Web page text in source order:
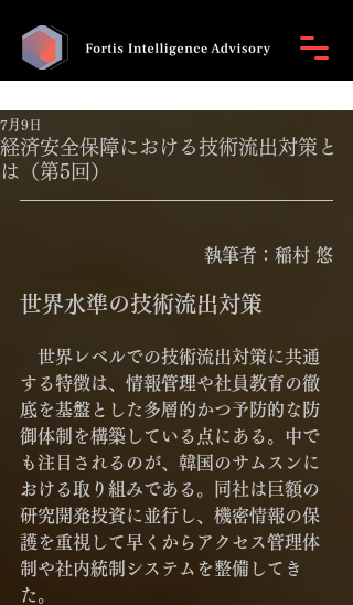
経済安全保障における技術流出対策と
は（第5回）
7月9日
執筆者：稲村 悠
世界水準の技術流出対策
世界レベルでの技術流出対策に共通
する特徴は、情報管理や社員教育の徹
底を基盤とした多層的かつ予防的な防
御体制を構築している点にある。中で
も注目されるのが、韓国のサムスンに
おける取り組みである。同社は巨額の
研究開発投資に並行し、機密情報の保
護を重視して早くからアクセス管理体
制や社内統制システムを整備してき
た。